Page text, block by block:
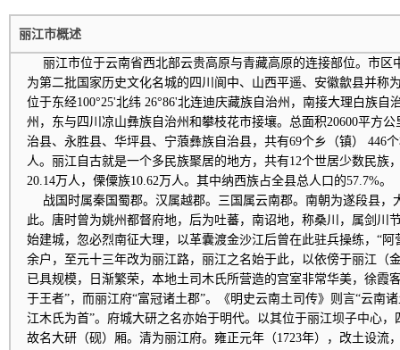
丽江市概述
丽江市位于云南省西北部云贵高原与青藏高原的连接部位。市区
为第二批国家历史文化名城的四川阆中、山西平遥、安徽歙县并称
位于东经100°25'北纬 26°86'北连迪庆藏族自治州，南接大理白族自
州，东与四川凉山彝族自治州和攀枝花市接壤。总面积20600平方
治县、永胜县、华坪县、宁蒗彝族自治县，共有69个乡（镇） 446
人。丽江自古就是一个多民族聚居的地方，共有12个世居少数民族
20.14万人，傈僳族10.62万人。其中纳西族占全县总人口的57.7%。
战国时属秦国蜀郡。汉属越郡。三国属云南郡。南朝为遂段县，
此。唐时曾为姚州都督府地，后为吐蕃，南诏地，称桑川，属剑川
始建城，忽必烈南征大理，以革囊渡金沙江后曾在此驻兵操练，“
余户，至元十三年改为丽江路，丽江之名始于此，以依傍于丽江（
已具规模，日渐繁荣，本地土司木氏所营造的宫室非常华美，徐霞
于王者”，而丽江府“富冠诸土郡”。《明史云南土司传》则言“云南
江木氏为首”。府城大研之名亦始于明代。以其位于丽江坝子中心
故名大研（砚）厢。清为丽江府。雍正元年（1723年），改土设流